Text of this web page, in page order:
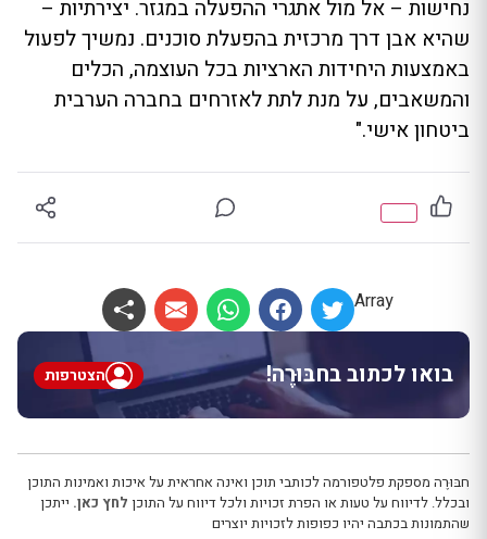
נחישות – אל מול אתגרי ההפעלה במגזר. יצירתיות –
שהיא אבן דרך מרכזית בהפעלת סוכנים. נמשיך לפעול
באמצעות היחידות הארציות בכל העוצמה, הכלים
והמשאבים, על מנת לתת לאזרחים בחברה הערבית
ביטחון אישי."
Array
בואו לכתוב בחבּוּרֶה! הצטרפות
חבּוּרֶה מספקת פלטפורמה לכותבי תוכן ואינה אחראית על איכות ואמינות התוכן
ובכלל. לדיווח על טעות או הפרת זכויות ולכל דיווח על התוכן לחץ כאן. ייתכן
שהתמונות בכתבה יהיו כפופות לזכויות יוצרים